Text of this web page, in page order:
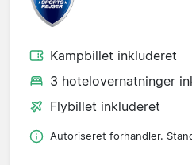
Kampbillet inkluderet
3 hotelovernatninger
Flybillet inkluderet
Autoriseret forhandler.